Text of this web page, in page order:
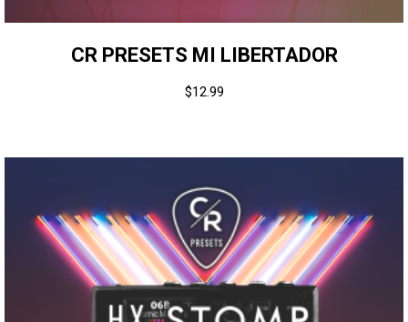
CR PRESETS MI LIBERTADOR
$12.99